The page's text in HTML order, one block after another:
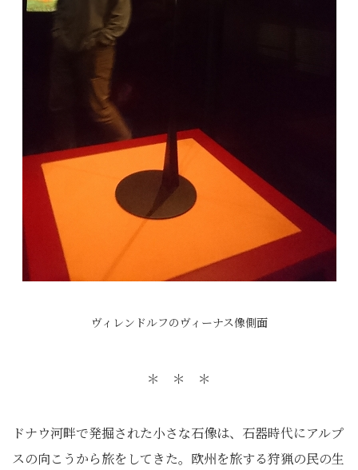
ヴィレンドルフのヴィーナス像側面
＊ ＊ ＊
ドナウ河畔で発掘された小さな石像は、石器時代にアルプ
スの向こうから旅をしてきた。欧州を旅する狩猟の民の生